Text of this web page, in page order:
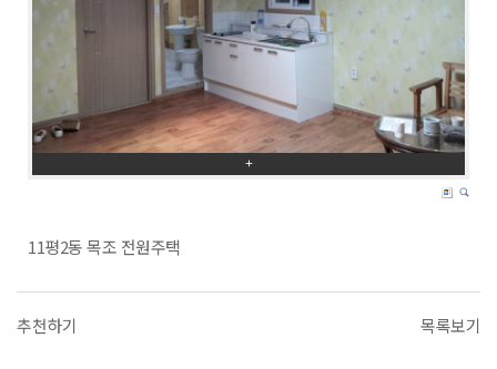
+
11평2동 목조 전원주택
추천하기 목록보기